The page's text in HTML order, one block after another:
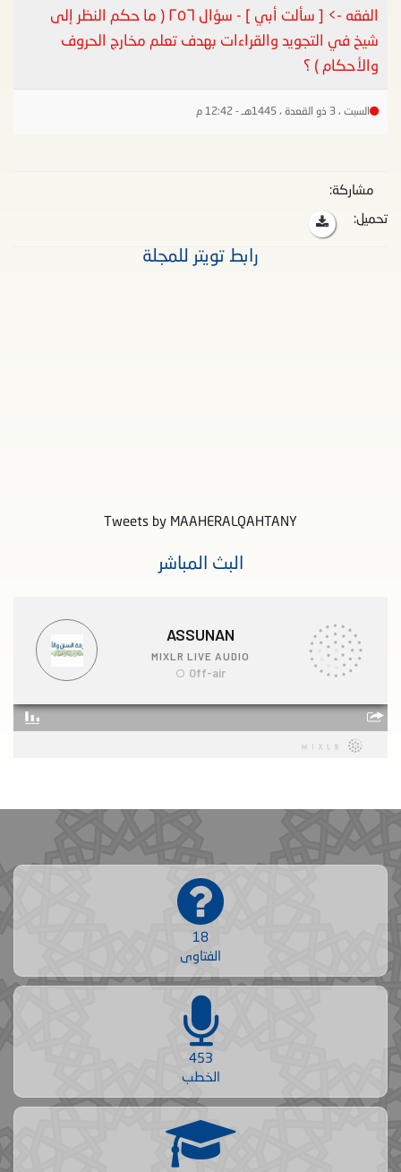
الفقه -> [ سألت أبي ] - سؤال ٢٥٦ ( ما حكم النظر إلى
شيخ في التجويد والقراءات بهدف تعلم مخارج الحروف
والأحكام ) ؟
السبت ، 3 ذو القعدة ، 1445هـ - 12:42 م
مشاركة:
تحميل:
رابط تويتر للمجلة
Tweets by MAAHERALQAHTANY
البث المباشر
18
الفتاوى
453
الخطب